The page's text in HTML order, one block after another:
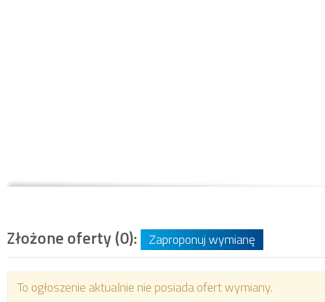
Złożone oferty (0): Zaproponuj wymianę
To ogłoszenie aktualnie nie posiada ofert wymiany.